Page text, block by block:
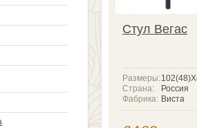
Стул Вегас
Размеры:
Россия
Страна:
Виста
Фабрика: